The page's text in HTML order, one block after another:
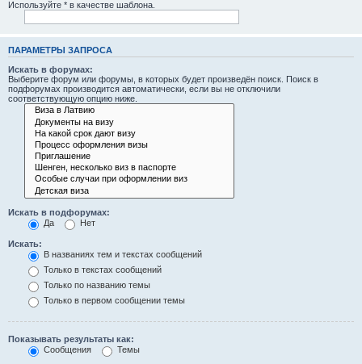
Используйте * в качестве шаблона.
ПАРАМЕТРЫ ЗАПРОСА
Искать в форумах:
Выберите форум или форумы, в которых будет произведён поиск. Поиск в
подфорумах производится автоматически, если вы не отключили
соответствующую опцию ниже.
Искать в подфорумах:
Да
Нет
Искать:
В названиях тем и текстах сообщений
Только в текстах сообщений
Только по названию темы
Только в первом сообщении темы
Показывать результаты как:
Сообщения
Темы